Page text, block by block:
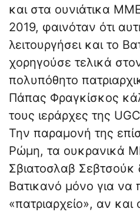
και στα ουνιάτικα
2019, φαινόταν ότι
λειτουργήσει και το
χορηγούσε τελικά
πολυπόθητο
Πάπας Φραγκίσκος
τους ιεράρχες της
Την παραμονή της
Ρώμη, τα ουκρανικά
Σβιατοσλαβ Σεβτσούκ
Βατικανό μόνο για να
«πατριαρχείο», αν και